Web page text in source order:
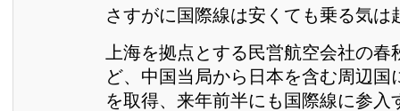
さすがに国際線は安くても乗る気は
上海を拠点とする民営航空会社の春
ど、中国当局から日本を含む周辺国
を取得、来年前半にも国際線に参入